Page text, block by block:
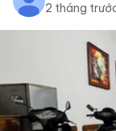
2 tháng